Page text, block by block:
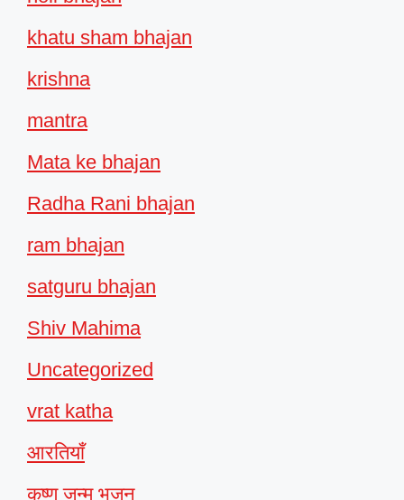
khatu sham bhajan
krishna
mantra
Mata ke bhajan
Radha Rani bhajan
ram bhajan
satguru bhajan
Shiv Mahima
Uncategorized
vrat katha
आरतियाँ
कृष्ण जन्म भजन